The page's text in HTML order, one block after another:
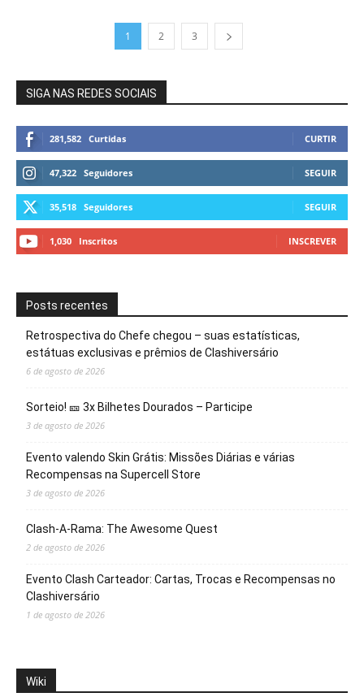
1 2 3
SIGA NAS REDES SOCIAIS
281,582 Curtidas CURTIR
47,322 Seguidores SEGUIR
35,518 Seguidores SEGUIR
1,030 Inscritos INSCREVER
Posts recentes
Retrospectiva do Chefe chegou – suas estatísticas,
estátuas exclusivas e prêmios de Clashiversário
6 de agosto de 2026
Sorteio! 🎫 3x Bilhetes Dourados – Participe
3 de agosto de 2026
Evento valendo Skin Grátis: Missões Diárias e várias
Recompensas na Supercell Store
3 de agosto de 2026
Clash-A-Rama: The Awesome Quest
2 de agosto de 2026
Evento Clash Carteador: Cartas, Trocas e Recompensas no
Clashiversário
1 de agosto de 2026
Wiki